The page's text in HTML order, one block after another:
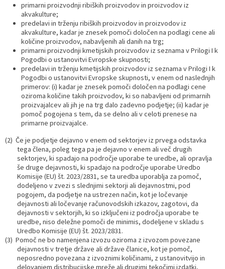
primarni proizvodnji ribiških proizvodov in proizvodov iz
akvakulture;
predelavi in trženju ribiških proizvodov in proizvodov iz
akvakulture, kadar je znesek pomoči določen na podlagi cene ali
količine proizvodov, nabavljenih ali danih na trg;
primarni proizvodnji kmetijskih proizvodov iz seznama v Prilogi I k
Pogodbi o ustanovitvi Evropske skupnosti;
predelavi in trženju kmetijskih proizvodov iz seznama v Prilogi I k
Pogodbi o ustanovitvi Evropske skupnosti, v enem od naslednjih
primerov: (i) kadar je znesek pomoči določen na podlagi cene
oziroma količine takih proizvodov, ki so nabavljeni od primarnih
proizvajalcev ali jih je na trg dalo zadevno podjetje; (ii) kadar je
pomoč pogojena s tem, da se delno ali v celoti prenese na
primarne proizvajalce.
(2) Če je podjetje dejavno v enem od sektorjev iz prvega odstavka
tega člena, poleg tega pa je dejavno v enem ali več drugih
sektorjev, ki spadajo na področje uporabe te uredbe, ali opravlja
še druge dejavnosti, ki spadajo na področje uporabe Uredbo
Komisije (EU) št. 2023/2831, se ta uredba uporablja za pomoč,
dodeljeno v zvezi s slednjimi sektorji ali dejavnostmi, pod
pogojem, da podjetje na ustrezen način, kot je ločevanje
dejavnosti ali ločevanje računovodskih izkazov, zagotovi, da
dejavnosti v sektorjih, ki so izključeni iz področja uporabe te
uredbe, niso deležne pomoči de minimis, dodeljene v skladu s
Uredbo Komisije (EU) št. 2023/2831.
(3) Pomoč ne bo namenjena izvozu oziroma z izvozom povezane
dejavnosti v tretje države ali države članice, kot je pomoč,
neposredno povezana z izvoznimi količinami, z ustanovitvijo in
delovanjem distribucijske mreže ali drugimi tekočimi izdatki,